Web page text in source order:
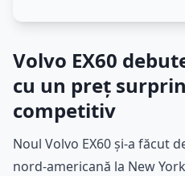
Volvo EX60
cu un preț
competitiv
Noul Volvo EX60 și-a făcut
nord-americană la New